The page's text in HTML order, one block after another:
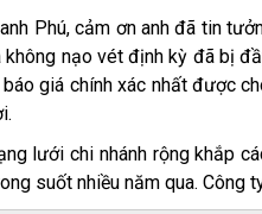
anh Phú, cảm ơn anh đã tin
không nạo vét định kỳ đã bị
giá chính xác nhất được
lưới chi nhánh rộng khắp
suốt nhiều năm qua. Công